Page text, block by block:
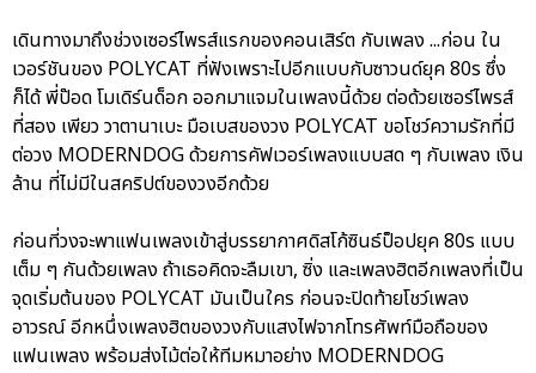
เดินทางมาถึงช่วงเซอร์ไพรส์แรกของคอนเสิร์ต กับเพลง ...ก่อน ใน
เวอร์ชันของ POLYCAT ที่ฟังเพราะไปอีกแบบกับซาวนด์ยุค 80s ซึ่ง
ก็ได้ พี่ป๊อด โมเดิร์นด็อก ออกมาแจมในเพลงนี้ด้วย ต่อด้วยเซอร์ไพรส์
ที่สอง เพียว วาตานาเบะ มือเบสของวง POLYCAT ขอโชว์ความรักที่มี
ต่อวง MODERNDOG ด้วยการคัฟเวอร์เพลงแบบสด ๆ กับเพลง เงิน
ล้าน ที่ไม่มีในสคริปต์ของวงอีกด้วย
ก่อนที่วงจะพาแฟนเพลงเข้าสู่บรรยากาศดิสโก้ซินธ์ป็อปยุค 80s แบบ
เต็ม ๆ กันด้วยเพลง ถ้าเธอคิดจะลืมเขา, ซิ่ง และเพลงฮิตอีกเพลงที่เป็น
จุดเริ่มต้นของ POLYCAT มันเป็นใคร ก่อนจะปิดท้ายโชว์เพลง
อาวรณ์ อีกหนึ่งเพลงฮิตของวงกับแสงไฟจากโทรศัพท์มือถือของ
แฟนเพลง พร้อมส่งไม้ต่อให้ทีมหมาอย่าง MODERNDOG